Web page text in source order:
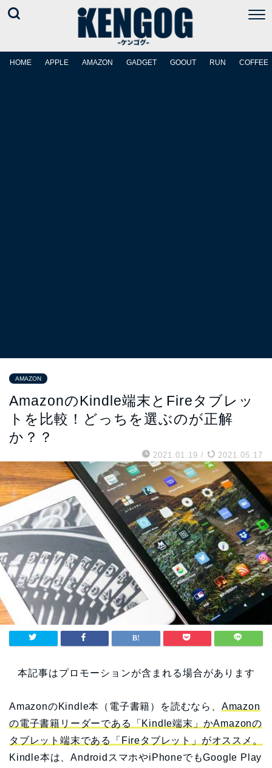
HOME APPLE AMAZON GADGET GOOUT RUN COFFEE
AMAZON
AmazonのKindle端末とFireタブレッ
トを比較！どっちを選ぶのが正解
か？？
2021.01.19 / 2021.05.17
本記事はプロモーションが含まれる場合があります
AmazonのKindle本（電子書籍）を読むなら、 Amazon
の電子書籍リーダーである「Kindle端末」かAmazonの
タブレット端末である「Fireタブレット」がオススメ。
Kindle本は、AndroidスマホやiPhoneでもGoogle Play